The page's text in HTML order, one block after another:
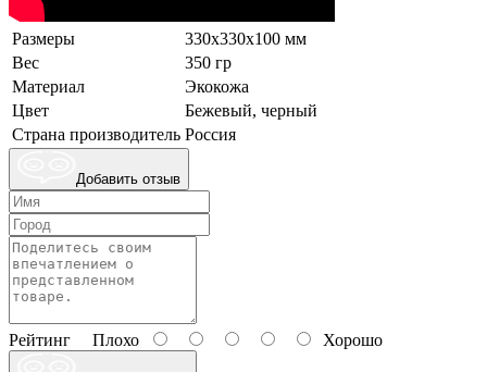
Размеры
330х330х100 мм
Вес
350 гр
Материал
Экокожа
Цвет
Бежевый, черный
Страна производитель Россия
Добавить отзыв
Рейтинг Плохо Хорошо